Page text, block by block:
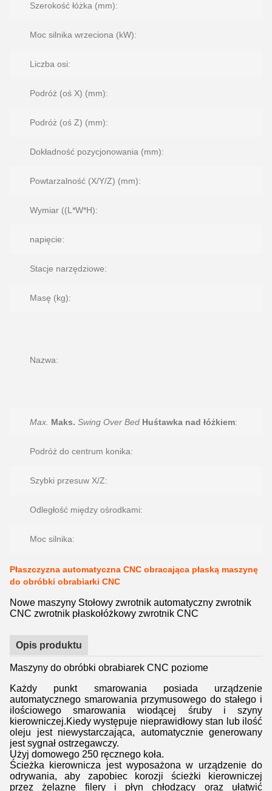
Szerokość łóżka (mm):
Moc silnika wrzeciona (kW):
Liczba osi:
Podróż (oś X) (mm):
Podróż (oś Z) (mm):
Dokładność pozycjonowania (mm):
Powtarzalność (X/Y/Z) (mm):
Wymiar ((L*W*H):
napięcie:
Stacje narzędziowe:
Masę (kg):
Nazwa:
Max. Maks. Swing Over Bed Huśtawka nad łóżkiem:
Podróż do centrum konika:
Szybki przesuw X/Z:
Odległość między ośrodkami:
Moc silnika:
Płaszczyzna automatyczna CNC obracająca płaską maszynę
do obróbki obrabiarki CNC
Nowe maszyny Stołowy zwrotnik automatyczny zwrotnik
CNC zwrotnik płaskołóżkowy zwrotnik CNC
Opis produktu
Maszyny do obróbki obrabiarek CNC poziome
Każdy punkt smarowania posiada urządzenie
automatycznego smarowania przymusowego do stałego i
ilościowego smarowania wiodącej śruby i szyny
kierowniczej.Kiedy występuje nieprawidłowy stan lub ilość
oleju jest niewystarczająca, automatycznie generowany
jest sygnał ostrzegawczy.
Użyj domowego 250 ręcznego koła.
Ścieżka kierownicza jest wyposażona w urządzenie do
odrywania, aby zapobiec korozji ścieżki kierowniczej
przez żelazne filery i płyn chłodzący oraz ułatwić